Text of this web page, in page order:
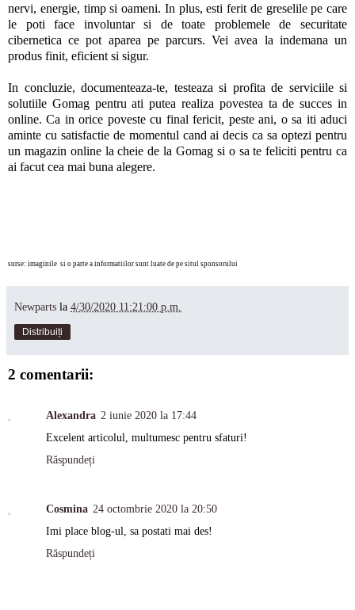
nervi, energie, timp si oameni. In plus, esti ferit de greselile pe care
le poti face involuntar si de toate problemele de securitate
cibernetica ce pot aparea pe parcurs. Vei avea la indemana un
produs finit, eficient si sigur.
In concluzie, documenteaza-te, testeaza si profita de serviciile si
solutiile Gomag pentru ati putea realiza povestea ta de succes in
online. Ca in orice poveste cu final fericit, peste ani, o sa iti aduci
aminte cu satisfactie de momentul cand ai decis ca sa optezi pentru
un magazin online la cheie de la Gomag si o sa te feliciti pentru ca
ai facut cea mai buna alegere.
surse: imaginile si o parte a informatiilor sunt luate de pe situl sponsorului
Newparts la 4/30/2020 11:21:00 p.m.
Distribuiți
2 comentarii:
Alexandra 2 iunie 2020 la 17:44
Excelent articolul, multumesc pentru sfaturi!
Răspundeți
Cosmina 24 octombrie 2020 la 20:50
Imi place blog-ul, sa postati mai des!
Răspundeți